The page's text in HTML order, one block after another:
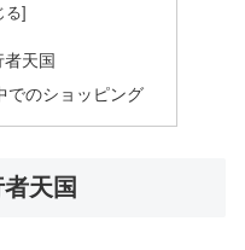
天国
でのショッピング
天国